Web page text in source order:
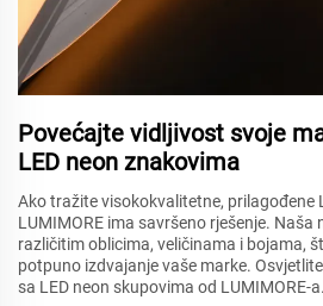
Povećajte vidljivost svoje
LED neon znakovima
Ako tražite visokokvalitetne, prilagođene
LUMIMORE ima savršeno rješenje.
različitim oblicima, veličinama i bojama,
potpuno izdvajanje vaše marke.
sa LED neon skupovima od LUMIMORE-a.